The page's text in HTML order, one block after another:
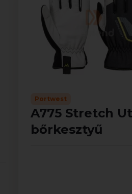
Portwest
A775 Stretch
bőrkesztyű